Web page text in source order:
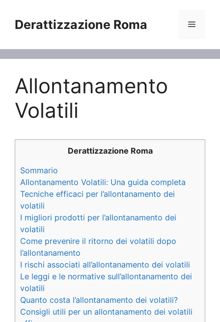
contenuto
Derattizzazione Roma Menu
Allontanamento
Volatili
Derattizzazione Roma
Sommario
Allontanamento Volatili: Una guida completa
Tecniche efficaci per l’allontanamento dei
volatili
I migliori prodotti per l’allontanamento dei
volatili
Come prevenire il ritorno dei volatili dopo
l’allontanamento
I rischi associati all’allontanamento dei volatili
Le leggi e le normative sull’allontanamento dei
volatili
Quanto costa l’allontanamento dei volatili?
Consigli utili per un allontanamento dei volatili